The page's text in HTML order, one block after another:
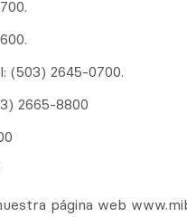
(503) 2645-0700.
2665-8800
página web